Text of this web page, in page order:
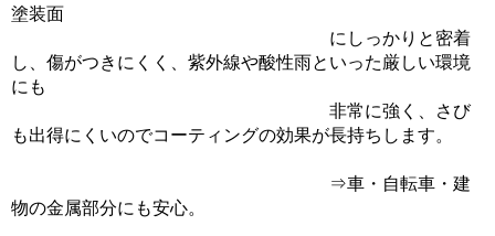
塗装面
にしっかりと密着
し、傷がつきにくく、紫外線や酸性雨といった厳しい環境
にも
非常に強く、さび
も出得にくいのでコーティングの効果が長持ちします。
⇒車・自転車・建
物の金属部分にも安心。